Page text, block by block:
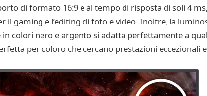
di formato 16:9 e al tempo di risposta di soli 4
il gaming e l’editing di foto e video. Inoltre, la
colori nero e argento si adatta perfettamente a
per coloro che cercano prestazioni eccezionali